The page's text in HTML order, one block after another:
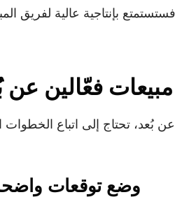
فعّالين عن
1. وضع توقعات